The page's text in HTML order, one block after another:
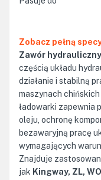
Zobacz pełną
Zawór
częścią układu
działanie i stabilną
maszynach
ładowarki zapewnia
oleju, ochronę
bezawaryjną pracę
wymagających
Znajduje
jak Kingway, ZL,